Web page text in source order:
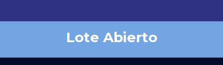
Lote Abierto